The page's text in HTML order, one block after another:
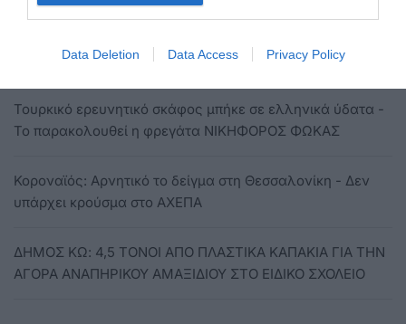
Data Deletion Data Access Privacy Policy
ΔΩΡΕΑ ΑΠΙΝΙΔΩΤΗ ΑΠΟ ΤΟΝ ΦΟΙΒΟ ΣΤΟ 1ο ΓΥΜΝΑΣΙΟ
Φορολογικό διαζύγιο: Πότε το δηλώνετε, τι να προσέξετε
Τουρκικό ερευνητικό σκάφος μπήκε σε ελληνικά ύδατα -
Το παρακολουθεί η φρεγάτα ΝΙΚΗΦΟΡΟΣ ΦΩΚΑΣ
Κοροναϊός: Αρνητικό το δείγμα στη Θεσσαλονίκη - Δεν
υπάρχει κρούσμα στο ΑΧΕΠΑ
ΔΗΜΟΣ ΚΩ: 4,5 ΤΟΝΟΙ ΑΠΟ ΠΛΑΣΤΙΚΑ ΚΑΠΑΚΙΑ ΓΙΑ ΤΗΝ
ΑΓΟΡΑ ΑΝΑΠΗΡΙΚΟΥ ΑΜΑΞΙΔΙΟΥ ΣΤΟ ΕΙΔΙΚΟ ΣΧΟΛΕΙΟ